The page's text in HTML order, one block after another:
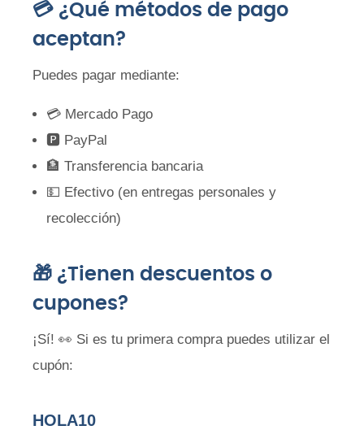
💳 ¿Qué métodos de pago
aceptan?
Puedes pagar mediante:
💳 Mercado Pago
🅿️ PayPal
🏦 Transferencia bancaria
💵 Efectivo (en entregas personales y
recolección)
🎁 ¿Tienen descuentos o
cupones?
¡Sí! 👀 Si es tu primera compra puedes utilizar el
cupón:
HOLA10